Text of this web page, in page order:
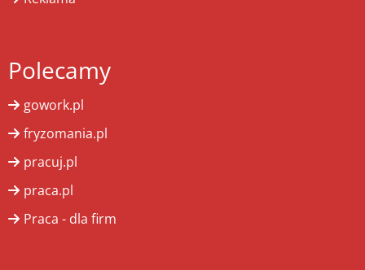
Polecamy
gowork.pl
fryzomania.pl
pracuj.pl
praca.pl
Praca - dla firm